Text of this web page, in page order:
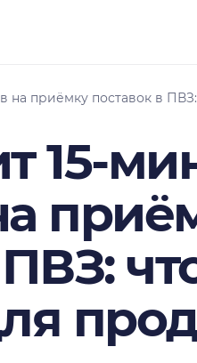
на приёмку поставок в
15-